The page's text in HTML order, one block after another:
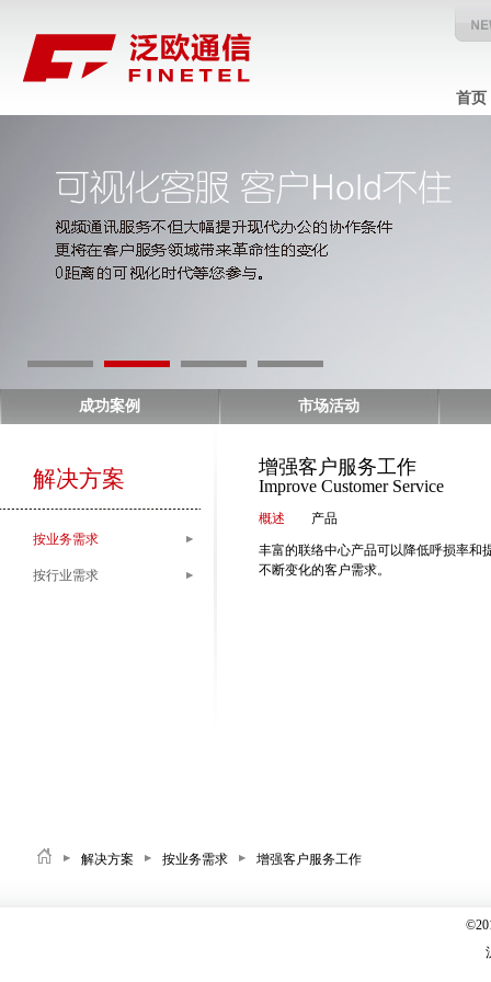
首页
成功案例 市场活动
解决方案
按业务需求
按行业需求
增强客户服务工作
Improve Customer Service
概述 产品
丰富的联络中心产品可以降低呼损率和
不断变化的客户需求。
解决方案 按业务需求 增强客户服务工作